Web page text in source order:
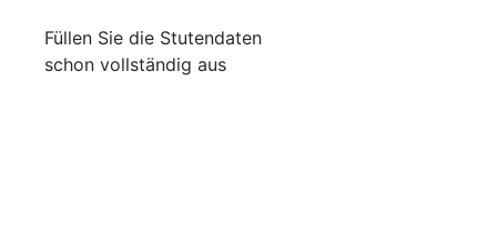
Füllen Sie die Stutendaten
schon vollständig aus